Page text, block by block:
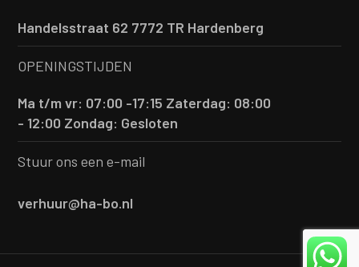
Handelsstraat 62 7772 TR Hardenberg
OPENINGSTIJDEN
Ma t/m vr: 07:00 -17:15 Zaterdag: 08:00
- 12:00 Zondag: Gesloten
Stuur ons een e-mail
verhuur@ha-bo.nl